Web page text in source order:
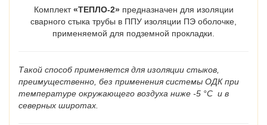
Комплект«ТЕПЛО-2»предназначен для изоляции
сварного стыка трубы в ППУ изоляции ПЭ оболочке,
применяемой для подземной прокладки.
Такой способ применяется для изоляции стыков,
преимущественно, без применения системы ОДК при
температуре окружающего воздуха ниже -5 °C и в
северных широтах.